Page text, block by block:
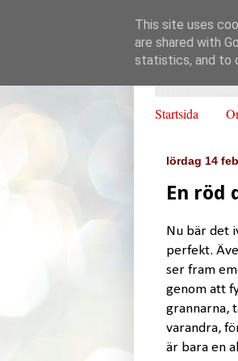
Startsida
lördag 14
En röd
Nu bär det
perfekt.
ser fram
genom att
grannarna,
varandra,
är bara en
This site uses
are shared with
statistics, and to